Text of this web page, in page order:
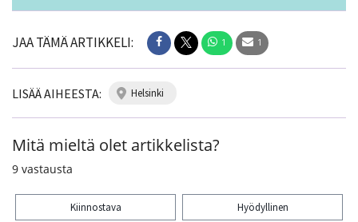
JAA TÄMÄ ARTIKKELI: 1 1
LISÄÄ AIHEESTA: helsinki
Mitä mieltä olet artikkelista?
9 vastausta
Kiinnostava Hyödyllinen